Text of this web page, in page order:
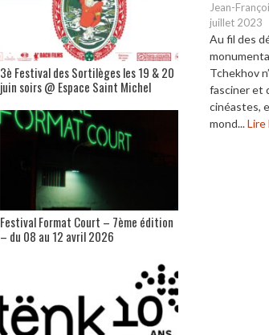
Jean-
juillet 2023
Au fil des
Tchekhov
fasciner et
cinéastes,
mond...Lire
3è Festival des Sortilèges les 19 & 20
juin soirs @ Espace Saint Michel
Festival Format Court – 7ème édition
– du 08 au 12 avril 2026